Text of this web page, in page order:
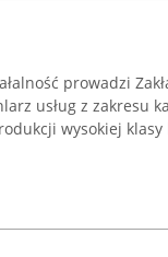
prowadzi
usług z zakresu
wysokiej